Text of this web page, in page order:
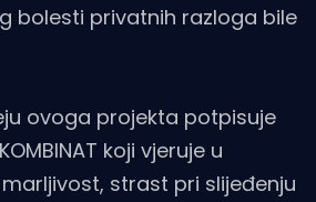
bolesti privatnih razloga bile
ovoga projekta potpisuje
koji vjeruje u
strast pri slijeđenju